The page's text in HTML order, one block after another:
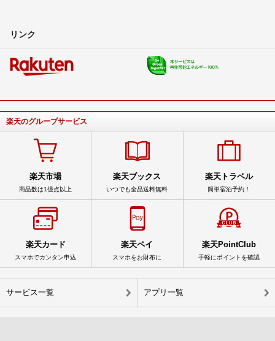
リンク
楽天のグループサービス
楽天市場
商品数は1億点以上
楽天ブックス
いつでも全品送料無料
楽天トラベル
簡単宿泊予約！
楽天カード
スマホでカンタン申込
楽天ペイ
スマホをお財布に
楽天PointClub
手軽にポイントを確認
サービス一覧 アプリ一覧